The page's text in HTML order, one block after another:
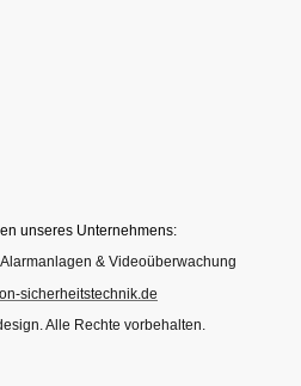
unseres Unternehmens:
& Videoüberwachung
sicherheitstechnik.de
Alle Rechte vorbehalten.